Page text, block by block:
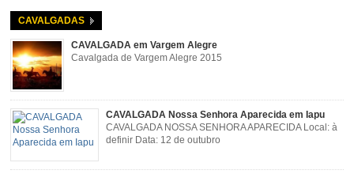
CAVALGADAS
CAVALGADA em Vargem Alegre
Cavalgada de Vargem Alegre 2015
CAVALGADA Nossa Senhora Aparecida em Iapu
CAVALGADA NOSSA SENHORA APARECIDA Local: à
definir Data: 12 de outubro